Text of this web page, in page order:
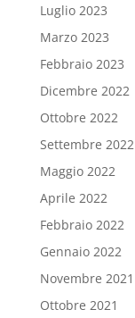
Luglio 2023
Marzo 2023
Febbraio 2023
Dicembre 2022
Ottobre 2022
Settembre 2022
Maggio 2022
Aprile 2022
Febbraio 2022
Gennaio 2022
Novembre 2021
Ottobre 2021